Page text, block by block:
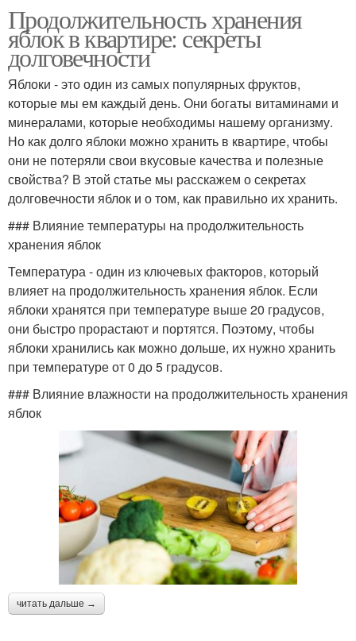
Продолжительность хранения
яблок в квартире: секреты
долговечности
Яблоки - это один из самых популярных фруктов,
которые мы ем каждый день. Они богаты витаминами и
минералами, которые необходимы нашему организму.
Но как долго яблоки можно хранить в квартире, чтобы
они не потеряли свои вкусовые качества и полезные
свойства? В этой статье мы расскажем о секретах
долговечности яблок и о том, как правильно их хранить.
### Влияние температуры на продолжительность
хранения яблок
Температура - один из ключевых факторов, который
влияет на продолжительность хранения яблок. Если
яблоки хранятся при температуре выше 20 градусов,
они быстро прорастают и портятся. Поэтому, чтобы
яблоки хранились как можно дольше, их нужно хранить
при температуре от 0 до 5 градусов.
### Влияние влажности на продолжительность хранения
яблок
читать дальше →